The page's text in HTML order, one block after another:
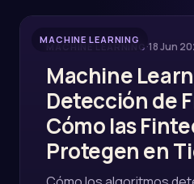
MACHINE LEARNING
MACHINE LEARNING ·18 Jun
Machine
Detección de
Cómo las
Protegen en